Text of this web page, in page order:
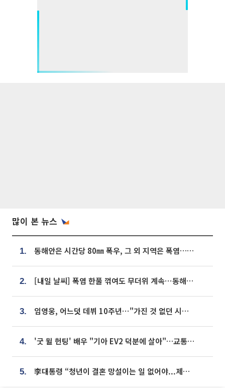
많이 본 뉴스
1. 동해안은 시간당 80㎜ 폭우, 그 외 지역은 폭염…‘극과 극 날씨’
2. [내일 날씨] 폭염 한풀 꺾여도 무더위 계속⋯동해안 이틀 연속 비
3. 임영웅, 어느덧 데뷔 10주년⋯"가진 것 없던 시절, 내 앞엔 20명의 팬뿐"
4. '굿 윌 헌팅' 배우 "기아 EV2 덕분에 살아"…교통사고 후 안전성 극찬
5. 李대통령 “청년이 결혼 망설이는 일 없어야...제도상 불이익 조사”